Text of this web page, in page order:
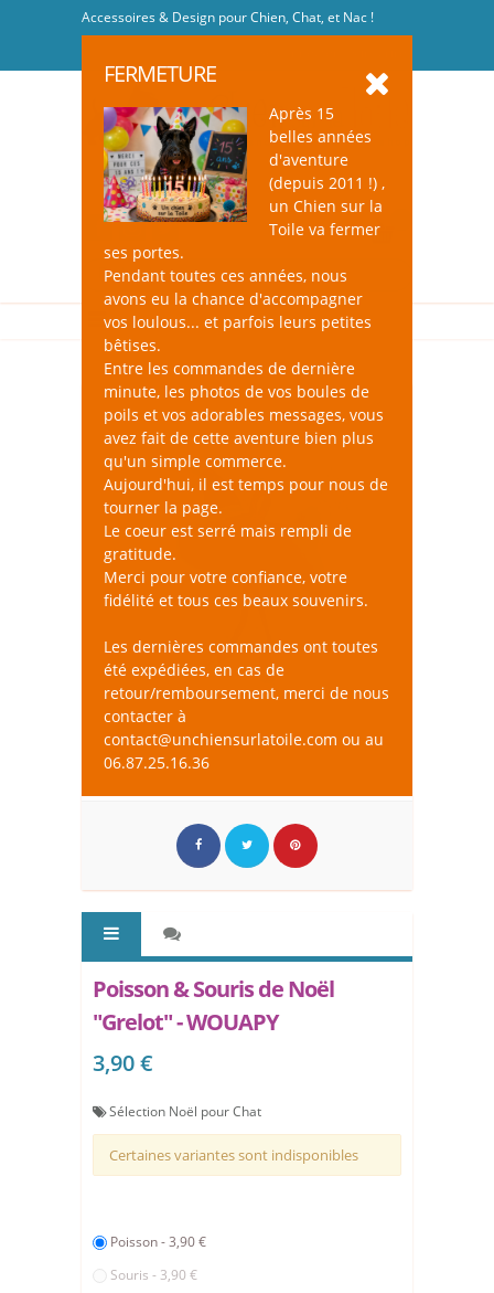
Accessoires & Design pour Chien, Chat, et Nac !
FERMETURE
Après 15
belles années
d'aventure
(depuis 2011 !) ,
un Chien sur la
Toile va fermer
ses portes.
Pendant toutes ces années, nous
avons eu la chance d'accompagner
vos loulous... et parfois leurs petites
bêtises.
Entre les commandes de dernière
minute, les photos de vos boules de
poils et vos adorables messages, vous
avez fait de cette aventure bien plus
qu'un simple commerce.
Aujourd'hui, il est temps pour nous de
tourner la page.
Le coeur est serré mais rempli de
gratitude.
Merci pour votre confiance, votre
fidélité et tous ces beaux souvenirs.
Les dernières commandes ont toutes
été expédiées, en cas de
retour/remboursement, merci de nous
contacter à
contact@unchiensurlatoile.com ou au
06.87.25.16.36
Poisson & Souris de Noël
"Grelot" - WOUAPY
3,90 €
Sélection Noël pour Chat
Certaines variantes sont indisponibles
Poisson - 3,90 €
Souris - 3,90 €